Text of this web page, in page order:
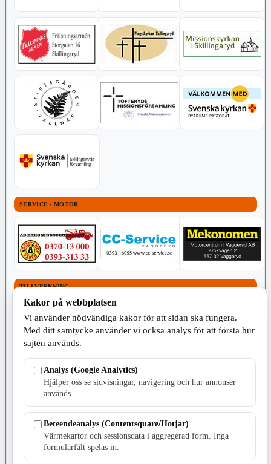
SERVICE - MOTOR
TILLVERKNING
Kakor på webbplatsen
Vi använder nödvändiga kakor för att sidan ska fungera.
Med ditt samtycke använder vi också analys för att förstå hur
sajten används.
Analys (Google Analytics)
Hjälper oss se sidvisningar, navigering och hur annonser
används.
Beteendeanalys (Contentsquare/Hotjar)
Värmekartor och sessionsdata i aggregerad form. Inga
formulärfält spelas in.